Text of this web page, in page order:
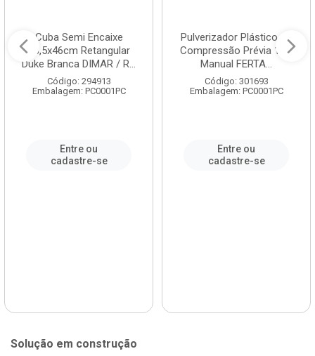
Cuba Semi Encaixe
58,5x46cm Retangular
Duke Branca DIMAR / R...
Código: 294913
Embalagem: PC0001PC
Entre ou
cadastre-se
Pulverizador Plástico de
Compressão Prévia 1,5L
Manual FERTA...
Código: 301693
Embalagem: PC0001PC
Entre ou
cadastre-se
Solução em construção